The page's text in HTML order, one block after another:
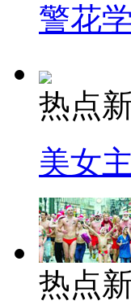
警花
热点
美女
热点